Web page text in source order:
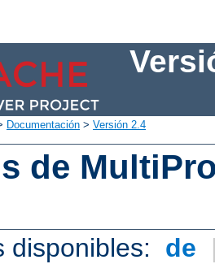
Documentación > Versión 2.4
de
disponibles: de